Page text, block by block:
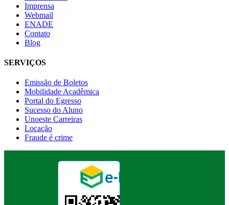
Imprensa
Webmail
ENADE
Contato
Blog
SERVIÇOS
Emissão de Boletos
Mobilidade Acadêmica
Portal do Egresso
Sucesso do Aluno
Unoeste Carreiras
Locação
Fraude é crime